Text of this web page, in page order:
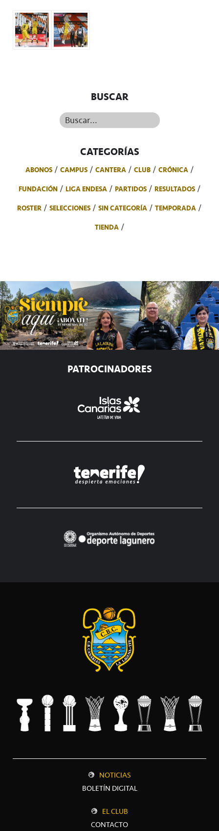
BUSCAR
Buscar...
CATEGORÍAS
ABONOS CAMPUS CANTERA CLUB
CRÓNICA
FUNDACIÓN
LIGA ENDESA PARTIDOS
RESULTADOS
ROSTER
SELECCIONES SIN CATEGORÍA
TEMPORADA
TIENDA
PATROCINADORES
NOTICIAS
BOLETÍN DIGITAL
EL CLUB
CONTACTO